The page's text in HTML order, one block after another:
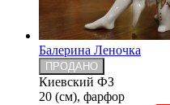
Балерина Леночка
ПРОДАНО
Киевский ФЗ
20 (см), фарфор